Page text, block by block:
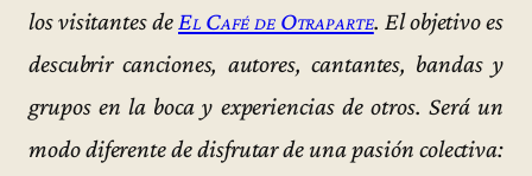
los visitantes deEl Café de Otraparte. El objetivo es
descubrir canciones, autores, cantantes, bandas y
grupos en la boca y experiencias de otros. Será un
modo diferente de disfrutar de una pasión colectiva: